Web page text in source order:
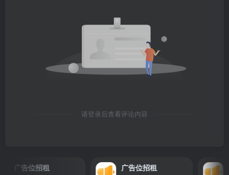
请登录后查看评论内容
广告位招租 广告位招租 广